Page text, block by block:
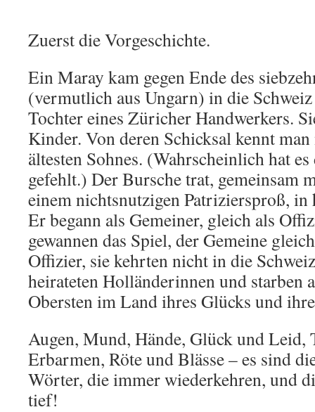
Zuerst die Vorgeschichte.
Ein Maray kam gegen Ende des
(vermutlich aus Ungarn) in die
Tochter eines Züricher Handwerkers.
Kinder. Von deren Schicksal kennt
ältesten Sohnes. (Wahrscheinlich hat
gefehlt.) Der Bursche trat, gemeinsam
einem nichtsnutzigen Patriziersproß, in
Er begann als Gemeiner, gleich als
gewannen das Spiel, der Gemeine
Offizier, sie kehrten nicht in die
heirateten Holländerinnen und starben
Obersten im Land ihres Glücks und
Augen, Mund, Hände, Glück und
Erbarmen, Röte und Blässe – es sind
Wörter, die immer wiederkehren, und
tief!